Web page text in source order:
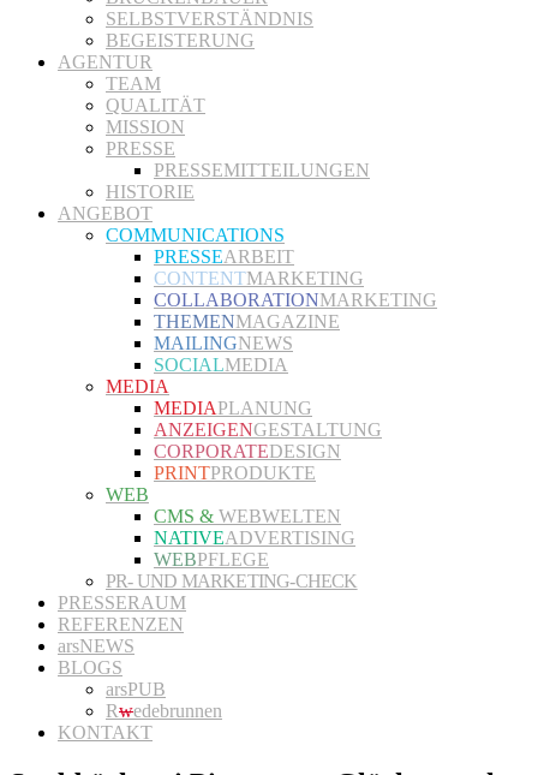
SELBSTVERSTÄNDNIS
BEGEISTERUNG
AGENTUR
TEAM
QUALITÄT
MISSION
PRESSE
PRESSEMITTEILUNGEN
HISTORIE
ANGEBOT
COMMUNICATIONS
PRESSEARBEIT
CONTENTMARKETING
COLLABORATIONMARKETING
THEMENMAGAZINE
MAILINGNEWS
SOCIALMEDIA
MEDIA
MEDIAPLANUNG
ANZEIGENGESTALTUNG
CORPORATEDESIGN
PRINTPRODUKTE
WEB
CMS & WEBWELTEN
NATIVEADVERTISING
WEBPFLEGE
PR- UND MARKETING-CHECK
PRESSERAUM
REFERENZEN
arsNEWS
BLOGS
arsPUB
Rwedebrunnen
KONTAKT